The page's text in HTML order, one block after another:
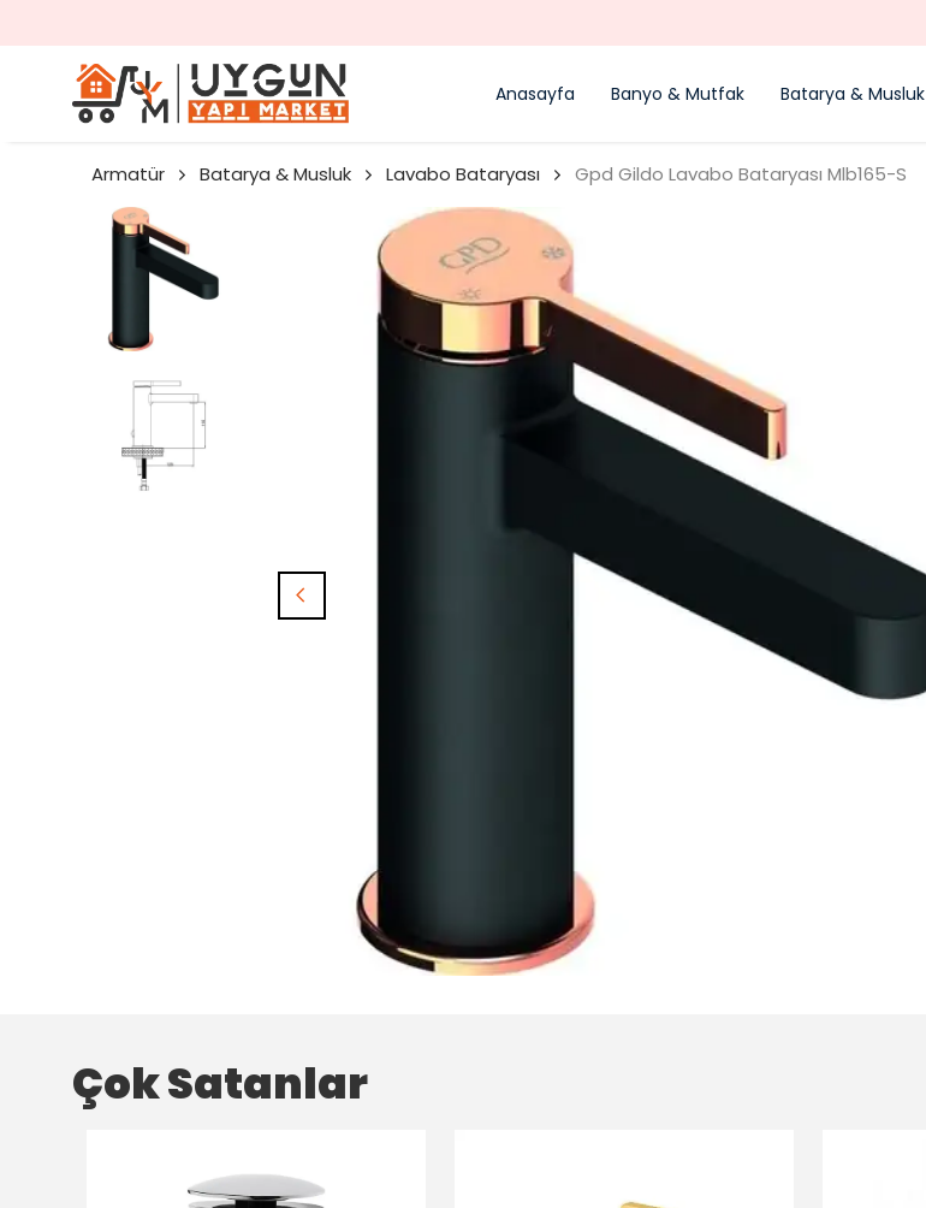
Anasayfa Banyo & Mutfak Batarya & Musluk
Armatür Batarya & Musluk Lavabo Bataryası Gpd Gildo Lavabo Bataryası Mlb165-S
Çok Satanlar